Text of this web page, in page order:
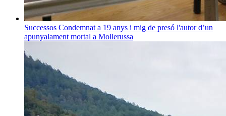
Successos Condemnat a 19 anys i mig de presó l'autor d’un
apunyalament mortal a Mollerussa